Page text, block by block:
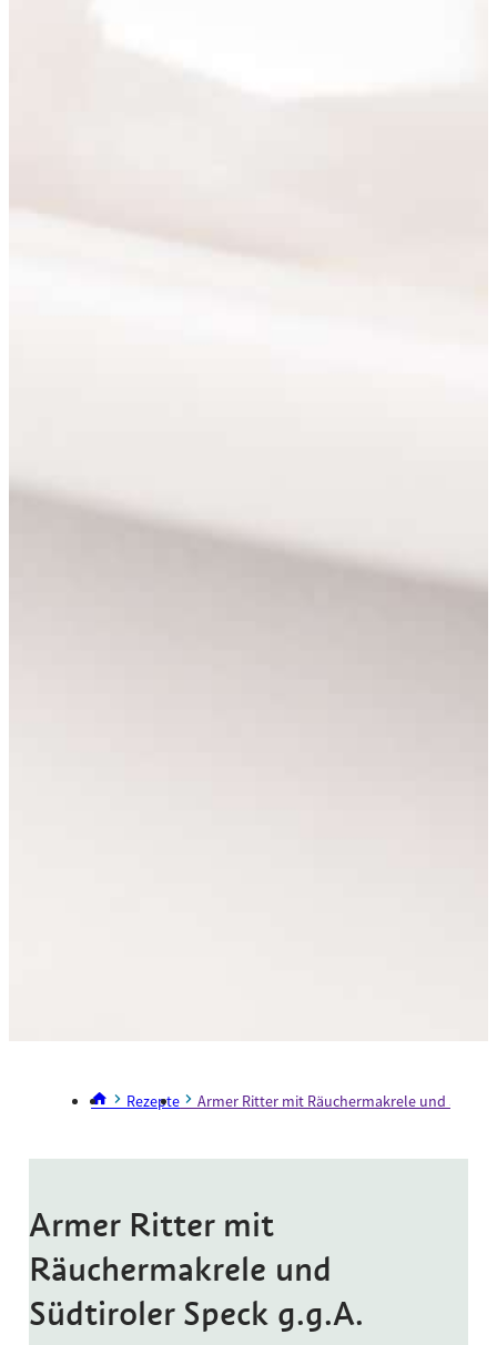
Rezepte Armer Ritter mit Räuchermakrele und
Armer Ritter mit
Räuchermakrele und
Südtiroler Speck g.g.A.